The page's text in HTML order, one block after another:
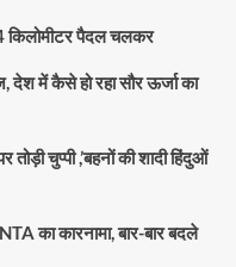
किलोमीटर पैदल चलकर
में कैसे हो रहा सौर ऊर्जा का
चुप्पी ,’बहनों की शादी हिंदुओं
का कारनामा, बार-बार बदले